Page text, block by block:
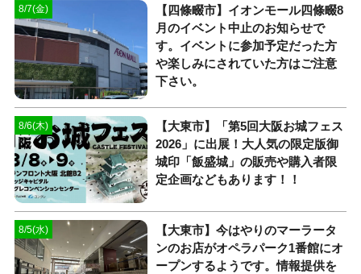
8/7(金)
【四條畷市】イオンモール四條畷8
月のイベント中止のお知らせで
す。イベントに参加予定だった方
や楽しみにされていた方はご注意
下さい。
8/6(木)
【大東市】「第5回大阪お城フェス
2026」に出展！大人気の限定版御
城印「飯盛城」の販売や購入者限
定企画などもあります！！
8/5(水)
【大東市】今はやりのマーラータ
ンのお店がオペラパーク1番館にオ
ープンするようです。情報提供を